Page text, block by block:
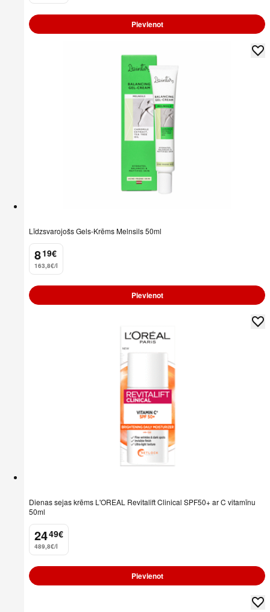
Pievienot
Līdzsvarojošs Gels-Krēms Melnsils 50ml
8
. 19€
163,8€/l
Pievienot
Dienas sejas krēms L'OREAL Revitalift Clinical SPF50+ ar C vitamīnu
50ml
24
. 49€
489,8€/l
Pievienot